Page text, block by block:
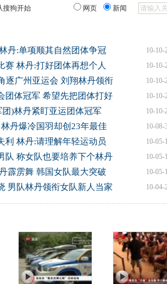
搜狗开始 网页 新闻
10-10-
丹:单项顺其自然团体争冠
10-10-
赛 林丹:打好团体再想个人
10-10-
逐广州亚运会 刘翔林丹领衔
10-10-
团体冠军 希望先把团体打好
10-10-
团)林丹紧盯亚运团体冠军
10-08-
丹爆冷国羽却创23年最佳
10-05-
利 林丹:请理解年轻运动员
10-05-
队 称女队也要培养下个林丹
10-05-
霹雳舞 韩国女队最大突破
10-04-
男队林丹领衔女队新人当家